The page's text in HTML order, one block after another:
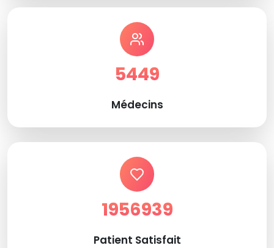
5449
Médecins
1956939
Patient Satisfait